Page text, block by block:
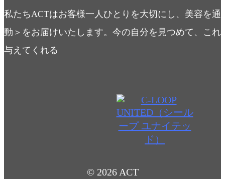
私たちACTはお客様一人ひとりを大切にし、美容を通
動＞をお届けいたします。今の自分を見つめて、これ
与えてくれる
© 2026 ACT